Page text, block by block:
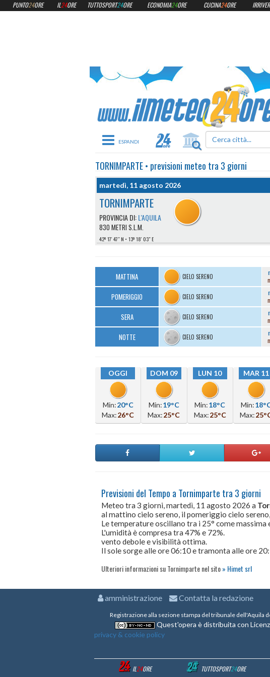
Toggle navigation
TORNIMPARTE• previsioni meteo tra 3 giorni
martedì, 11 agosto 2026
TORNIMPARTE
PROVINCIA DI:L'AQUILA
830 METRI S.L.M.
42º 17′ 47″ N 13º 18′ 03″ E
MATTINA CIELO SERENO
POMERIGGIO CIELO SERENO
SERA CIELO SERENO
NOTTE CIELO SERENO
OGGI
Min:20°C
Max:26°C
DOM 09
Min:19°C
Max:25°C
LUN 10
Min:18°C
Max:25°C
MAR 11
Min:
Max:
Previsioni del Tempo a Tornimparte tra 3 giorni
Meteo tra 3 giorni, martedì, 11 agosto 2026 a
al mattino cielo sereno, il pomeriggio cielo
Le temperature oscillano tra i 25° come massima
L'umidità è compresa tra 47% e 72%.
vento debole e visibilità ottima.
Il sole sorge alle ore 06:10 e tramonta alle ore
Ulteriori informazioni su Tornimparte nel sito Himet srl
PUNTO24ORE IL24ORE TUTTOSPORT24ORE ECONOMIA24ORE CUCINA24ORE
amministrazione Contatta la redazione
Registrazione alla sezione stampa del tribunale dell'Aquila
Quest'opera è distribuita con
privacy & cookie policy
IL24ORE TUTTOSPORT24ORE